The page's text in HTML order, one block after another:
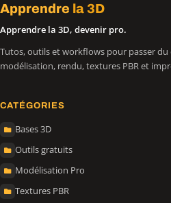
Apprendre la 3D
Apprendre la 3D, devenir pro.
Tutos, outils et workflows pour passer
modélisation, rendu, textures PBR et
CATÉGORIES
Bases 3D
Outils gratuits
Modélisation Pro
Textures PBR